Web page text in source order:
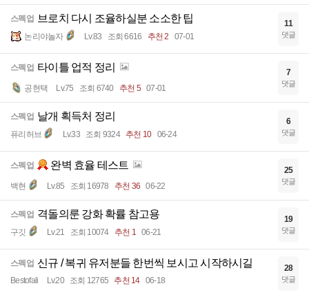
스펙업 브로치 다시 조율하실분 소소한 팁
논리야놀자 Lv.83 조회 6616 추천 2 07-01
11
댓글
스펙업 타이틀 업적 정리
공현택 Lv.75 조회 6740 추천 5 07-01
7
댓글
스펙업 날개 획득처 정리
퓨리허브 Lv.33 조회 9324 추천 10 06-24
6
댓글
스펙업 완벽 효율 테스트
백현 Lv.85 조회 16978 추천 36 06-22
25
댓글
스펙업 격돌의룬 강화 확률 참고용
구깃 Lv.21 조회 10074 추천 1 06-21
19
댓글
스펙업 신규 / 복귀 유저분들 한번씩 보시고 시작하시길
Bestofali Lv.20 조회 12765 추천 14 06-18
28
댓글